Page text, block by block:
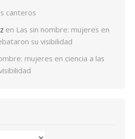
canteros
en Las sin nombre: mujeres en
su visibilidad
mujeres en ciencia a las